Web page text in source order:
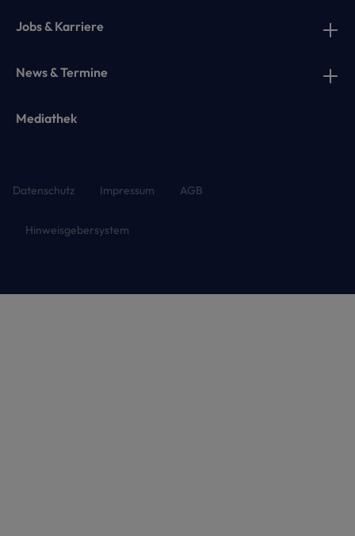
Jobs & Karriere
News & Termine
Mediathek
Datenschutz Impressum AGB
Hinweisgebersystem